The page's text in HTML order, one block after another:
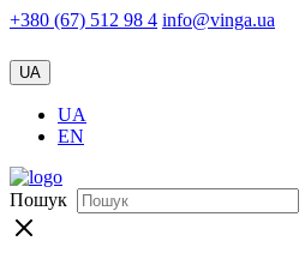
+380 (67) 512 98 4 info@vinga.ua
UA
UA
EN
Пошук